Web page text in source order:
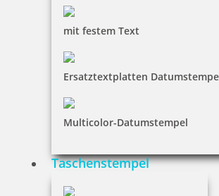
mit festem Text
Ersatztextplatten
Multicolor-Datumstempel
Taschenstempel
Jetzt gestalten
Motivstempel to the moon &